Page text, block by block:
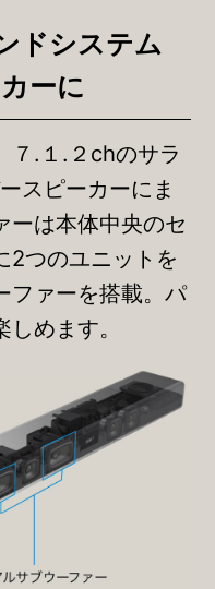
ドシステム
ーに
７.１.２chのサラ
スピーカーにま
ーは本体中央のセ
2つのユニットを
ファーを搭載。パ
めます。